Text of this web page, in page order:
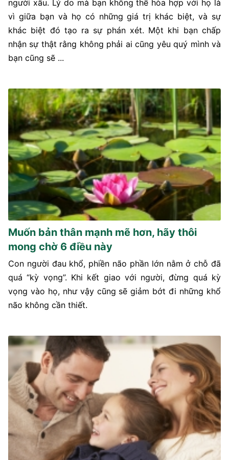
người xấu. Lý do mà bạn không thể hòa hợp với họ là
vì giữa bạn và họ có những giá trị khác biệt, và sự
khác biệt đó tạo ra sự phán xét. Một khi bạn chấp
nhận sự thật rằng không phải ai cũng yêu quý mình và
bạn cũng sẽ ...
Muốn bản thân mạnh mẽ hơn, hãy thôi
mong chờ 6 điều này
Con người đau khổ, phiền não phần lớn nằm ở chỗ đã
quá “kỳ vọng”. Khi kết giao với người, đừng quá kỳ
vọng vào họ, như vậy cũng sẽ giảm bớt đi những khổ
não không cần thiết.